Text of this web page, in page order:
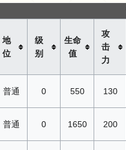
地
位
级
别
生命
值
攻
击
力
普通 0 550 130
普通 0 1650 200